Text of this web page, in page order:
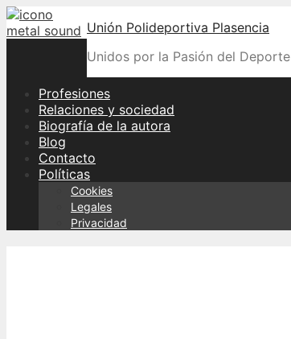
Skip
to
Unión Polideportiva Plasencia
Unidos por la Pasión del Deporte
Profesiones
Relaciones y sociedad
Biografía de la autora
Blog
Contacto
Políticas
Cookies
Legales
Privacidad